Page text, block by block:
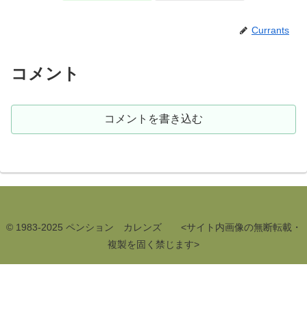
Currants
コメント
コメントを書き込む
© 1983-2025 ペンション カレンズ <サイト内画像の無断転載・
複製を固く禁じます>